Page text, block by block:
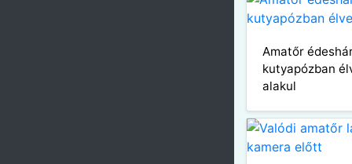
Amatőr
kutyapózban
alakul